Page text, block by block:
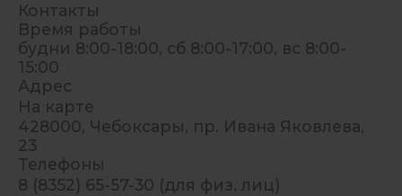
Контакты
Время работы
будни 8:00-18:00, сб 8:00-17:00, вс 8:00-
15:00
Адрес
На карте
428000, Чебоксары, пр. Ивана Яковлева,
23
Телефоны
8 (8352) 65-57-30 (для физ. лиц)